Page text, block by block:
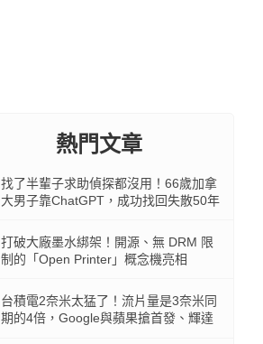
熱門文章
找了半輩子求助偵探都沒用！66歲加拿
大男子靠ChatGPT，成功找回失散50年
打破大廠墨水綁架！開源、無 DRM 限
制的「Open Printer」概念機亮相
台積電2奈米太猛了！流片量是3奈米同
期的4倍，Google與蘋果搶首發、輝達